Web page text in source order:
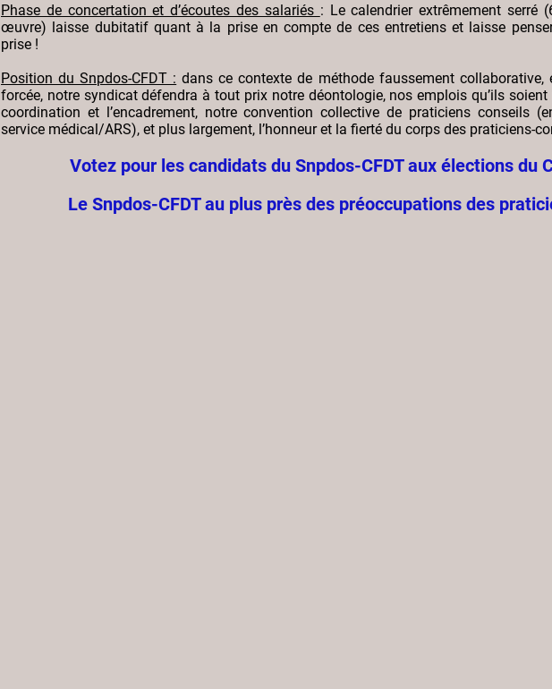
Phase de concertation et d’écoutes des salariés : Le calendrier extrêmement serré
œuvre) laisse dubitatif quant à la prise en compte de ces entretiens et laisse
prise !
Position du Snpdos-CFDT : dans ce contexte de méthode faussement collaborative,
forcée, notre syndicat défendra à tout prix notre déontologie, nos emplois qu’ils
coordination et l’encadrement, notre convention collective de praticiens conseils
service médical/ARS), et plus largement, l’honneur et la fierté du corps des praticiens-
Votez pour les candidats du Snpdos-CFDT aux élections du
Le Snpdos-CFDT au plus près des préoccupations des